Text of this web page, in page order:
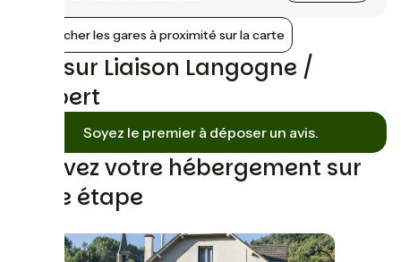
Afficher les gares à proximité sur la carte
Avis sur Liaison Langogne /
Laubert
Soyez le premier à déposer un avis.
Trouvez votre hébergement sur
cette étape